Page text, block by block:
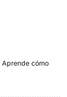
Aprende cómo